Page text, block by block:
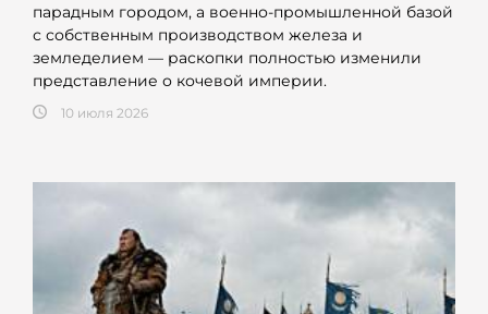
парадным городом, а военно-промышленной базой
с собственным производством железа и
земледелием — раскопки полностью изменили
представление о кочевой империи.
10 июля 2026